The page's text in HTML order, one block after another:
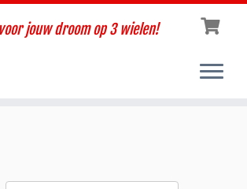
jouw droom op 3 wielen!